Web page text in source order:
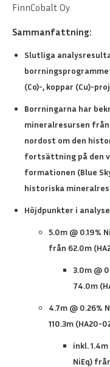
FinnCobalt Oy.
Sammanfattning:
Slutliga
(Co)-, koppar (Cu)-
Borrningarna har
mineralresursen
nordost om den
fortsättning på den
formationen (Blue
historiska
Höjdpunkter i
5.0m @ 0.19%
från 62.0m
3.0m @
74.0m
4.7m @ 0.26%
110.3m (HA20-
inkl. 1.4m
NiEq)